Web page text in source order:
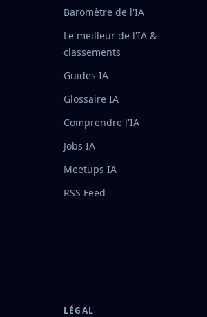
Baromètre de l'IA
Le meilleur de l'IA &
classements
Guides IA
Glossaire IA
Comprendre l'IA
Jobs IA
Meetups IA
RSS Feed
LÉGAL